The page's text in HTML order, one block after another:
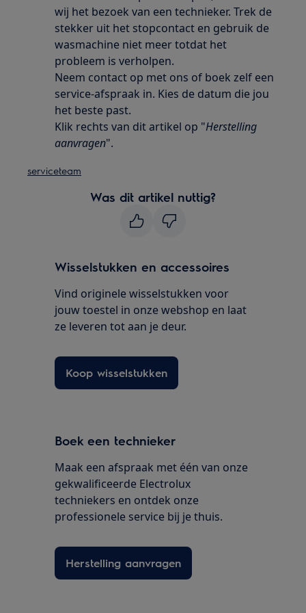
wij het bezoek van een technieker. Trek de
stekker uit het stopcontact en gebruik de
wasmachine niet meer totdat het
probleem is verholpen.
Neem contact op met ons of boek zelf een
service-afspraak in. Kies de datum die jou
het beste past.
Klik rechts van dit artikel op "Herstelling
aanvragen".
serviceteam
Was dit artikel nuttig?
Wisselstukken en accessoires
Vind originele wisselstukken voor
jouw toestel in onze webshop en laat
ze leveren tot aan je deur.
Koop wisselstukken
Boek een technieker
Maak een afspraak met één van onze
gekwalificeerde Electrolux
techniekers en ontdek onze
professionele service bij je thuis.
Herstelling aanvragen